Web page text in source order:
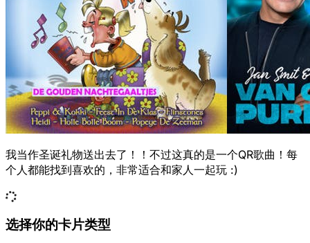
我当作圣诞礼物送出去了！！不过这真的是一个QR歌曲！每
个人都能找到喜欢的，非常适合和家人一起玩 :)
选择你的卡片类型